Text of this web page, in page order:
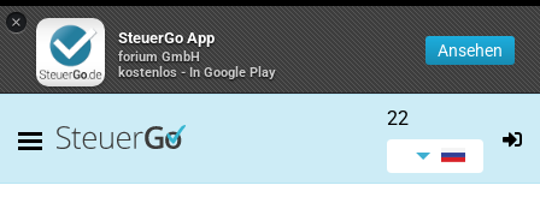
×
SteuerGo App
forium GmbH
kostenlos - In Google Play
Ansehen
22